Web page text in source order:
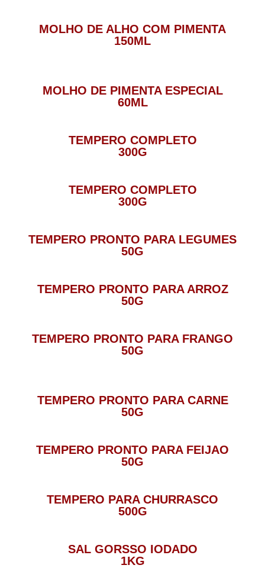
MOLHO DE ALHO COM PIMENTA
150ML
MOLHO DE PIMENTA ESPECIAL
60ML
TEMPERO COMPLETO
300G
TEMPERO COMPLETO
300G
TEMPERO PRONTO PARA LEGUMES
50G
TEMPERO PRONTO PARA ARROZ
50G
TEMPERO PRONTO PARA FRANGO
50G
TEMPERO PRONTO PARA CARNE
50G
TEMPERO PRONTO PARA FEIJAO
50G
TEMPERO PARA CHURRASCO
500G
SAL GORSSO IODADO
1KG